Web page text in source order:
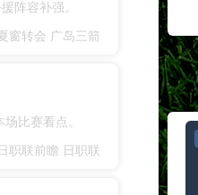
阵容补强。
窗转会 广岛三箭
比赛看点。
日职联前瞻 日职联